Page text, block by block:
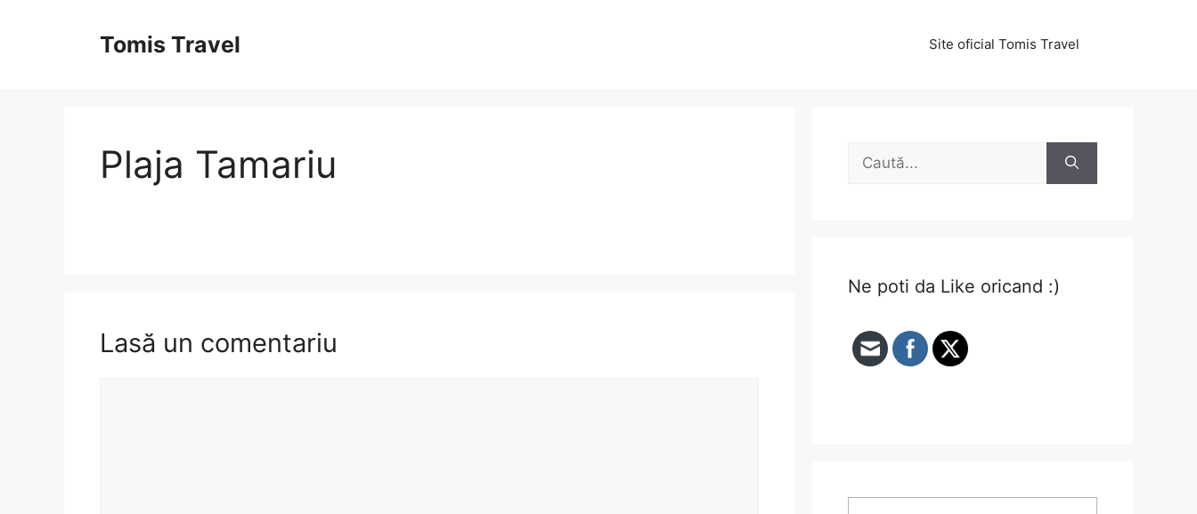
Tomis Travel Site oficial Tomis Travel
Plaja Tamariu
Lasă un comentariu
Caută
Ne poti da Like oricand :)